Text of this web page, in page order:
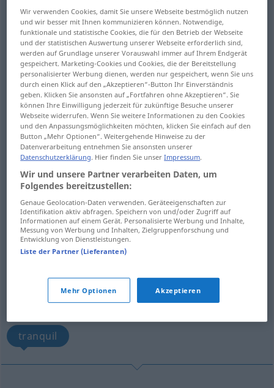
gelassenadj < gelassener;gelassenst>
Übersicht aller Übersetzungen
(Für mehr Details die Übersetzung anklicken/antippen)
calm
composed, collected, poised, self-possessed,
sedate
cool-headed patient
undisturbed, unperturbed, unruffled, serene,
placid
unperturbable, unflappable
even-tempered calm, even, quiet
tranquil
Wir verwenden Cookies, damit Sie unsere Webseite bestmöglich nutzen
und wir besser mit Ihnen kommunizieren können. Notwendige,
funktionale und statistische Cookies, die für den Betrieb der Webseite
und der statistischen Auswertung unserer Webseite erforderlich sind,
werden auf Grundlage unserer Vorauswahl immer auf Ihrem Endgerät
gespeichert. Marketing-Cookies und Cookies, die der Bereitstellung
personalisierter Werbung dienen, werden nur gespeichert, wenn Sie uns
durch einen Klick auf den „Akzeptieren“-Button Ihr Einverständnis
geben. Klicken Sie ansonsten auf „Fortfahren ohne Akzeptieren“. Sie
können Ihre Einwilligung jederzeit für zukünftige Besuche unserer
Webseite widerrufen. Wenn Sie weitere Informationen zu den Cookies
und den Anpassungsmöglichkeiten möchten, klicken Sie einfach auf den
Button „Mehr Optionen“. Weitergehende Hinweise zu der
Datenverarbeitung entnehmen Sie ansonsten unserer
Datenschutzerklärung. Hier finden Sie unserImpressum.
Wir und unsere Partner verarbeiten Daten, um
Folgendes bereitzustellen:
Genaue Geolocation-Daten verwenden. Geräteeigenschaften zur
Identifikation aktiv abfragen. Speichern von und/oder Zugriff auf
Informationen auf einem Gerät. Personalisierte Werbung und Inhalte,
Messung von Werbung und Inhalten, Zielgruppenforschung und
Entwicklung von Dienstleistungen.
Liste der Partner (Lieferanten)
Mehr Optionen Akzeptieren